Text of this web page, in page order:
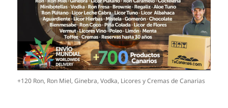
+120 Ron, Ron Miel, Ginebra, Vodka, Licores y Cremas de Canarias